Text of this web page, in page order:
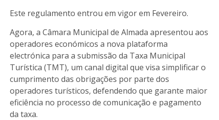
Este regulamento entrou em vigor em Fevereiro.
Agora, a Câmara Municipal de Almada apresentou aos
operadores económicos a nova plataforma
electrónica para a submissão da Taxa Municipal
Turística (TMT), um canal digital que visa simplificar o
cumprimento das obrigações por parte dos
operadores turísticos, defendendo que garante maior
eficiência no processo de comunicação e pagamento
da taxa.